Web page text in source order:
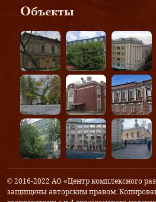
Объекты
© 2016-2022 АО «Центр комплексного
защищены авторским правом.